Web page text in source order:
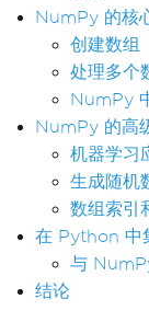
NumPy 的核
创建数组
处理多个
NumPy
NumPy 的高
机器学习
生成随机
数组索引
在 Python 中
与
结论